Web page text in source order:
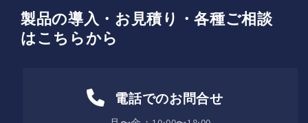
製品の導入・お見積り・各種ご相談
はこちらから
電話でのお問合せ